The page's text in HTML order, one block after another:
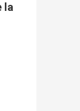
la